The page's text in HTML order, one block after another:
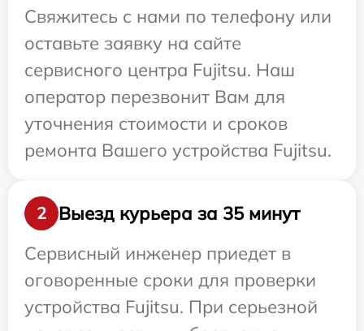
Свяжитесь с нами по телефону или
оставьте заявку на сайте
сервисного центра Fujitsu. Наш
оператор перезвонит Вам для
уточнения стоимости и сроков
ремонта Вашего устройства Fujitsu.
2
Выезд курьера за 35 минут
Сервисный инженер приедет в
оговоренные сроки для проверки
устройства Fujitsu. При серьезной